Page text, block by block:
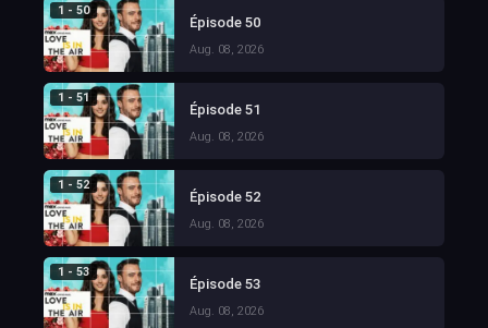
1 - 50
Épisode 50
Aug. 08, 2026
1 - 51
Épisode 51
Aug. 08, 2026
1 - 52
Épisode 52
Aug. 08, 2026
1 - 53
Épisode 53
Aug. 08, 2026